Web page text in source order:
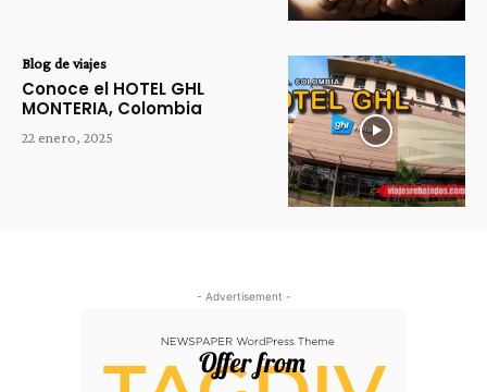
Blog de viajes
Conoce el HOTEL GHL
MONTERIA, Colombia
22 enero, 2025
- Advertisement -